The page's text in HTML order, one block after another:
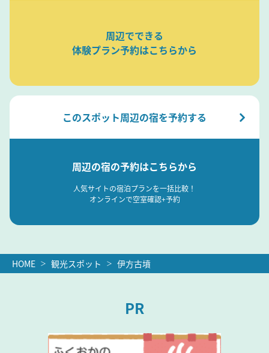
周辺でできる
体験プラン予約はこちらから
このスポット周辺の宿を予約する
周辺の宿の予約はこちらから
人気サイトの宿泊プランを一括比較！
オンラインで空室確認+予約
HOME 観光スポット 伊方古墳
PR